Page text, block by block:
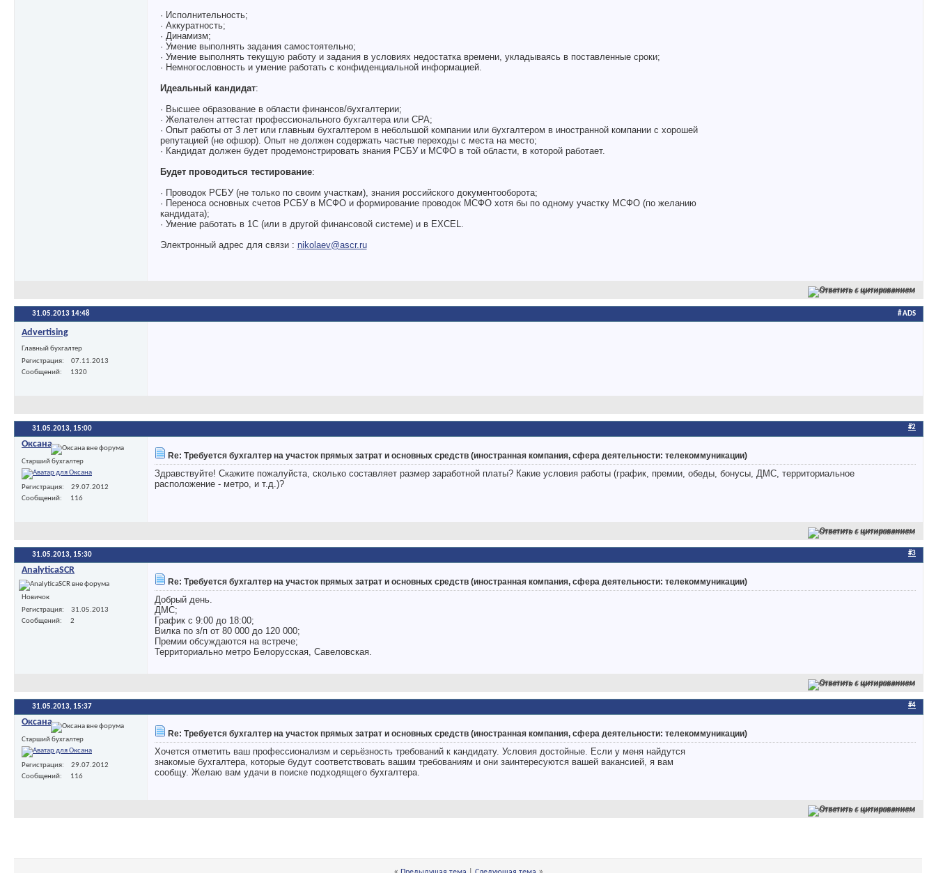
· Исполнительность;
· Аккуратность;
· Динамизм;
· Умение выполнять задания самостоятельно;
· Умение выполнять текущую работу и задания в условиях недостатка времени, укладываясь в поставленные сроки;
· Немногословность и умение работать с конфиденциальной информацией.
Идеальный кандидат:
· Высшее образование в области финансов/бухгалтерии;
· Желателен аттестат профессионального бухгалтера или CPA;
· Опыт работы от 3 лет или главным бухгалтером в небольшой компании или бухгалтером в иностранной компании с хорошей
репутацией (не офшор). Опыт не должен содержать частые переходы с места на место;
· Кандидат должен будет продемонстрировать знания РСБУ и МСФО в той области, в которой работает.
Будет проводиться тестирование:
· Проводок РСБУ (не только по своим участкам), знания российского документооборота;
· Переноса основных счетов РСБУ в МСФО и формирование проводок МСФО хотя бы по одному участку МСФО (по желанию
кандидата);
· Умение работать в 1C (или в другой финансовой системе) и в EXCEL.
Электронный адрес для связи : nikolaev@ascr.ru
Ответить с цитированием
31.05.2013 14:48 # ADS
Advertising
Главный бухгалтер
Регистрация
07.11.2013
Сообщений
1320
31.05.2013, 15:00 #2
Оксана
Старший бухгалтер
Регистрация
29.07.2012
Сообщений
116
Re: Требуется бухгалтер на участок прямых затрат и основных средств (иностранная компания, сфера деятельности: телекоммуникации)
Здравствуйте! Скажите пожалуйста, сколько составляет размер заработной платы? Какие условия работы (график, премии, обеды, бонусы, ДМС, территориальное
расположение - метро, и т.д.)?
Ответить с цитированием
31.05.2013, 15:30 #3
AnalyticaSCR
Новичок
Регистрация
31.05.2013
Сообщений
2
Re: Требуется бухгалтер на участок прямых затрат и основных средств (иностранная компания, сфера деятельности: телекоммуникации)
Добрый день.
ДМС;
График с 9:00 до 18:00;
Вилка по з/п от 80 000 до 120 000;
Премии обсуждаются на встрече;
Территориально метро Белорусская, Савеловская.
Ответить с цитированием
31.05.2013, 15:37 #4
Оксана
Старший бухгалтер
Регистрация
29.07.2012
Сообщений
116
Re: Требуется бухгалтер на участок прямых затрат и основных средств (иностранная компания, сфера деятельности: телекоммуникации)
Хочется отметить ваш профессионализм и серьёзность требований к кандидату. Условия достойные. Если у меня найдутся
знакомые бухгалтера, которые будут соответствовать вашим требованиям и они заинтересуются вашей вакансией, я вам
сообщу. Желаю вам удачи в поиске подходящего бухгалтера.
Ответить с цитированием